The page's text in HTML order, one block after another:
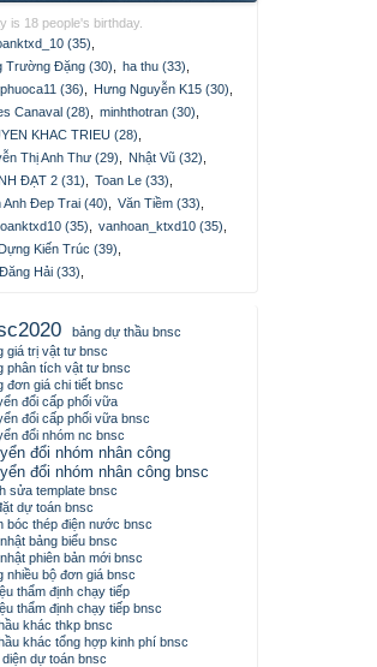
is 18 people's birthday.
(35)
Trường Đặng (30)
ha thu (33)
(36)
Hưng Nguyễn K15 (30)
Canaval (28)
minhthotran (30)
KHAC TRIEU (28)
Thị Anh Thư (29)
Nhật Vũ (32)
ĐẠT 2 (31)
Toan Le (33)
Anh Đep Trai (40)
Văn Tiềm (33)
(35)
vanhoan_ktxd10 (35)
Kiến Trúc (39)
Hải (33)
bảng dự thầu bnsc
giá trị vật tư bnsc
phân tích vật tư bnsc
đơn giá chi tiết bnsc
đổi cấp phối vữa
đổi cấp phối vữa bnsc
đổi nhóm nc bnsc
đổi nhóm nhân công
đổi nhóm nhân công bnsc
sửa template bnsc
dự toán bnsc
bóc thép điện nước bnsc
bảng biểu bnsc
phiên bản mới bnsc
nhiều bộ đơn giá bnsc
thẩm định chạy tiếp
thẩm định chạy tiếp bnsc
khác thkp bnsc
khác tổng hợp kinh phí bnsc
diện dự toán bnsc